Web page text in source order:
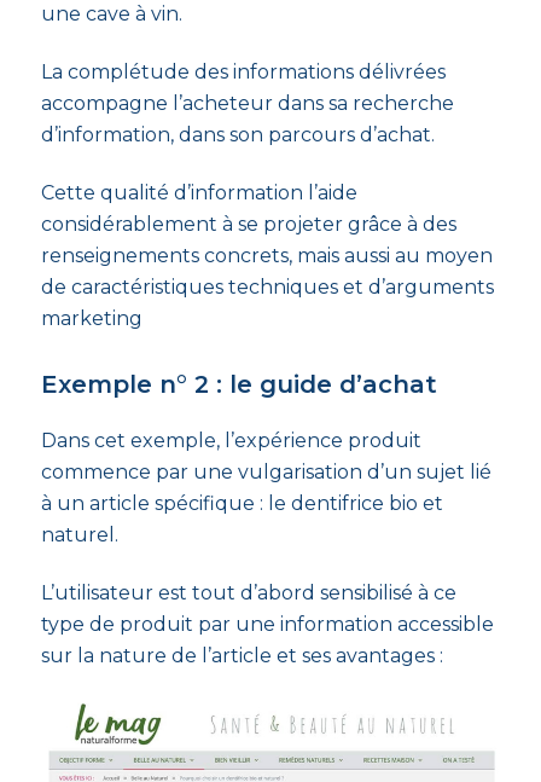
une cave à vin.
La complétude des informations délivrées
accompagne l’acheteur dans sa recherche
d’information, dans son parcours d’achat.
Cette qualité d’information l’aide
considérablement à se projeter grâce à des
renseignements concrets, mais aussi au moyen
de caractéristiques techniques et d’arguments
marketing
Exemple n° 2 : le guide d’achat
Dans cet exemple, l’expérience produit
commence par une vulgarisation d’un sujet lié
à un article spécifique : le dentifrice bio et
naturel.
L’utilisateur est tout d’abord sensibilisé à ce
type de produit par une information accessible
sur la nature de l’article et ses avantages :